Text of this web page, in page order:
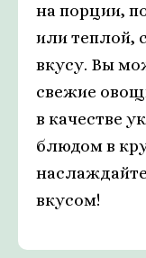
на порции,
или теплой,
вкусу. Вы
свежие
в качестве
блюдом в
вкусом!